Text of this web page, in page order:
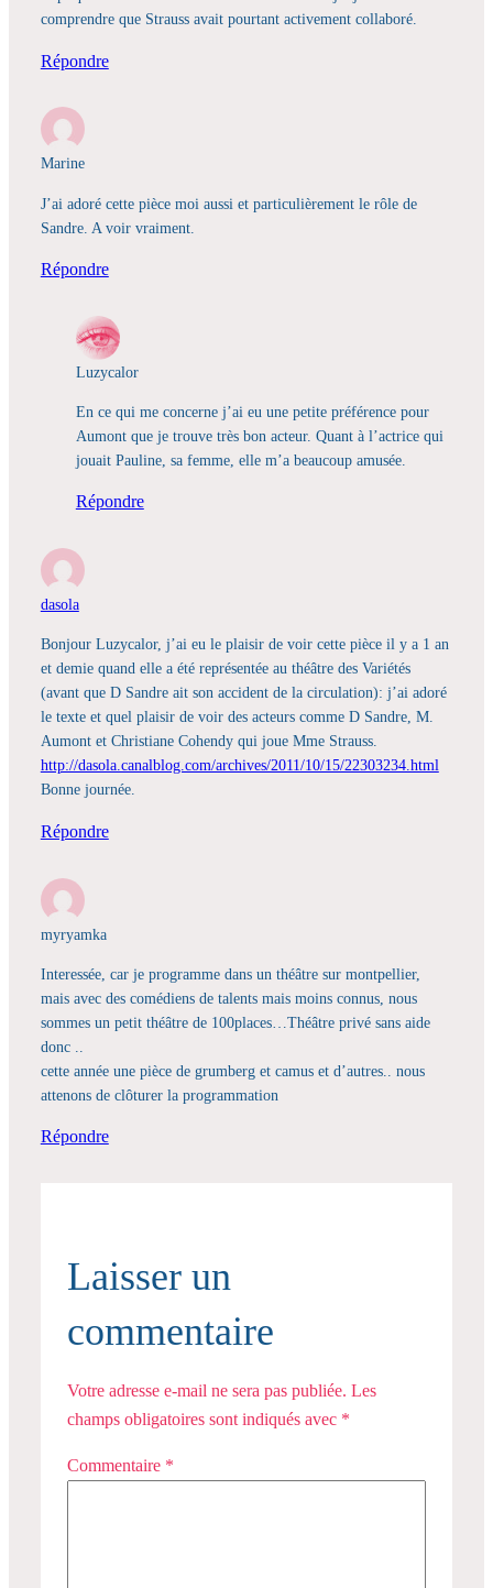
comprendre que Strauss avait pourtant activement collaboré.
Répondre
Marine
J’ai adoré cette pièce moi aussi et particulièrement le rôle de
Sandre. A voir vraiment.
Répondre
Luzycalor
En ce qui me concerne j’ai eu une petite préférence pour
Aumont que je trouve très bon acteur. Quant à l’actrice qui
jouait Pauline, sa femme, elle m’a beaucoup amusée.
Répondre
dasola
Bonjour Luzycalor, j’ai eu le plaisir de voir cette pièce il y a 1 an
et demie quand elle a été représentée au théâtre des Variétés
(avant que D Sandre ait son accident de la circulation): j’ai adoré
le texte et quel plaisir de voir des acteurs comme D Sandre, M.
Aumont et Christiane Cohendy qui joue Mme Strauss.
http://dasola.canalblog.com/archives/2011/10/15/22303234.html
Bonne journée.
Répondre
myryamka
Interessée, car je programme dans un théâtre sur montpellier,
mais avec des comédiens de talents mais moins connus, nous
sommes un petit théâtre de 100places…Théâtre privé sans aide
donc ..
cette année une pièce de grumberg et camus et d’autres.. nous
attenons de clôturer la programmation
Répondre
Laisser un
commentaire
Votre adresse e-mail ne sera pas publiée. Les
champs obligatoires sont indiqués avec *
Commentaire *